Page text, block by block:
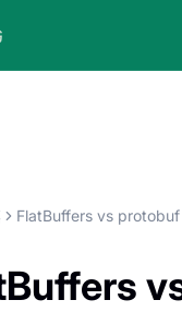
FlatBuffers vs protobuf